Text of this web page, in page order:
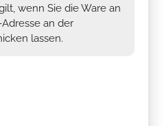
wenn Sie die Ware an
an der
lassen.